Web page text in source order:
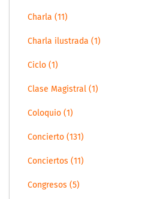
Charla (11)
Charla ilustrada (1)
Ciclo (1)
Clase Magistral (1)
Coloquio (1)
Concierto (131)
Conciertos (11)
Congresos (5)